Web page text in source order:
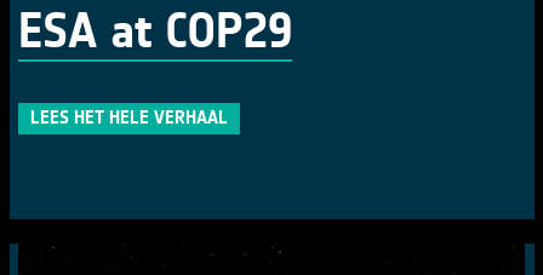
ESA at COP29
LEES HET HELE VERHAAL